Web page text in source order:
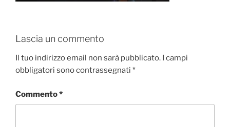
Lascia un commento
Il tuo indirizzo email non sarà pubblicato. I campi
obbligatori sono contrassegnati *
Commento*